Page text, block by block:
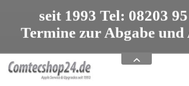
seit 1993 Tel: 08203
Termine zur Abgabe und
nur nach
Apple Service, Upgrades
seit 1993 Tel: 08203 95